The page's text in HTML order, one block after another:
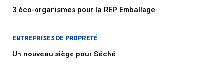
3 éco-organismes pour la REP Emballage
ENTREPRISES DE PROPRETÉ
Un nouveau siège pour Séché